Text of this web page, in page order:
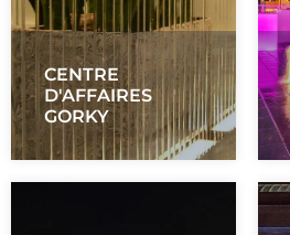
CENTRE
D'AFFAIRES
GORKY